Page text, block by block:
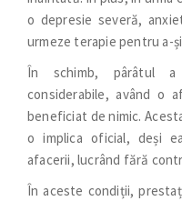
o depresie severă,
urmeze terapie pentru a-
În schimb, pârâtul
considerabile, având o
beneficiat de nimic.
o implica oficial, deși
afacerii, lucrând fără
În aceste condiții,